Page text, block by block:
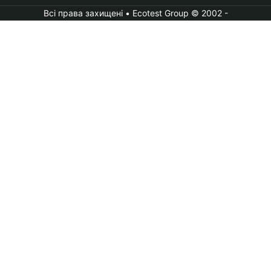
Всі права захищені • Ecotest Group © 2002 -